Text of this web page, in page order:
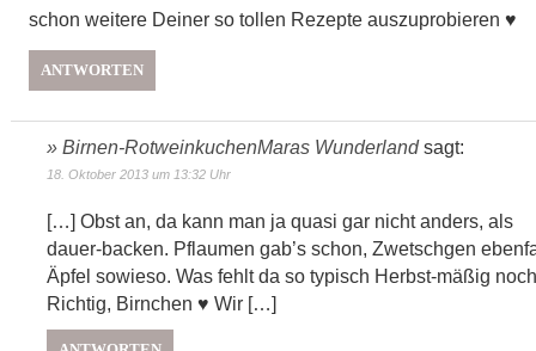
schon weitere Deiner so tollen Rezepte auszuprobieren ♥
ANTWORTEN
» Birnen-RotweinkuchenMaras Wunderland sagt:
18. Oktober 2013 um 13:32 Uhr
[…] Obst an, da kann man ja quasi gar nicht anders, als
dauer-backen. Pflaumen gab’s schon, Zwetschgen
Äpfel sowieso. Was fehlt da so typisch Herbst-mäßig
Richtig, Birnchen ♥ Wir […]